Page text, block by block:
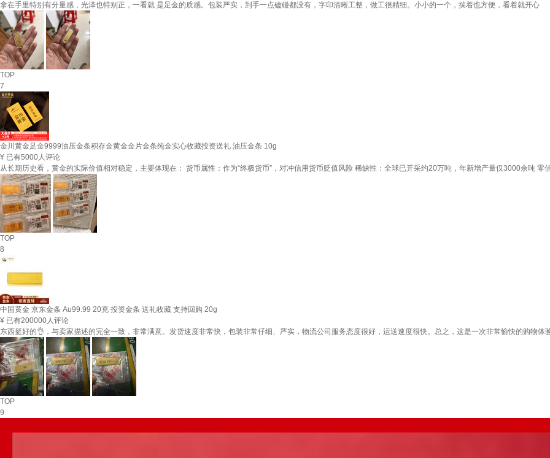
拿在手里特别有分量感，光泽也特别正，一看就 是足金的质感。包装严实，到手一点磕碰都没有，字印清晰工整，做工很精细。小小的一个，揣着也方便，看着就开心
TOP
7
金川黄金足金9999油压金条积存金黄金金片金条纯金实心收藏投资送礼 油压金条 10g
¥ 已有5000人评论
从长期历史看，黄金的实际价值相对稳定，主要体现在： 货币属性：作为“终极货币”，对冲信用货币贬值风险 稀缺性：全球已开采约20万吨，年新增产量仅3000余吨
TOP
8
中国黄金 京东金条 Au99.99 20克 投资金条 送礼收藏 支持回购 20g
¥ 已有200000人评论
东西挺好的👌，与卖家描述的完全一致，非常满意。发货速度非常快，包装非常仔细、严实，物流公司服务态度很好，运送速度很快。总之，这是一次非常愉快的购物体
TOP
9